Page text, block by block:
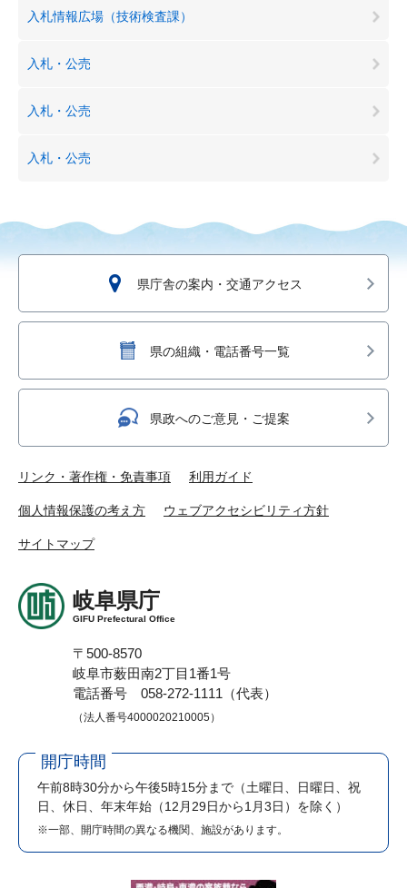
入札情報広場（技術検査課）
入札・公売
入札・公売
入札・公売
県庁舎の案内・交通アクセス
県の組織・電話番号一覧
県政へのご意見・ご提案
リンク・著作権・免責事項 利用ガイド
個人情報保護の考え方 ウェブアクセシビリティ方針
サイトマップ
岐阜県庁
GIFU Prefectural Office
〒500-8570
岐阜市薮田南2丁目1番1号
電話番号 058-272-1111（代表）
（法人番号4000020210005）
開庁時間
午前8時30分から午後5時15分まで （土曜日、日曜日、祝
日、休日、年末年始（12月29日から1月3日）を除く）
※一部、開庁時間の異なる機関、施設があります。